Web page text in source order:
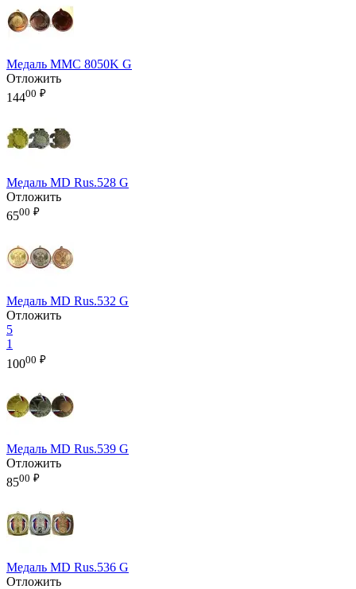
Медаль MMC 8050K G
Отложить
14400 ₽
Медаль MD Rus.528 G
Отложить
6500 ₽
Медаль MD Rus.532 G
Отложить
5
1
10000 ₽
Медаль MD Rus.539 G
Отложить
8500 ₽
Медаль MD Rus.536 G
Отложить